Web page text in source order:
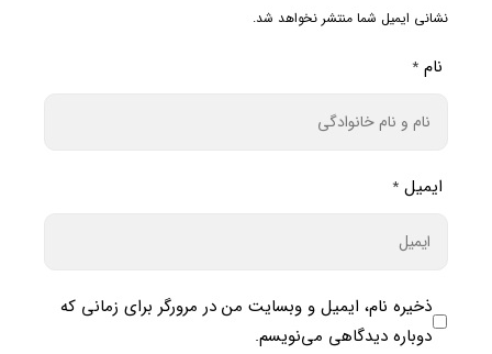
نشانی ایمیل شما منتشر نخواهد شد.
نام *
ایمیل *
ذخیره نام، ایمیل و وبسایت من در مرورگر برای زمانی که
دوباره دیدگاهی می‌نویسم.